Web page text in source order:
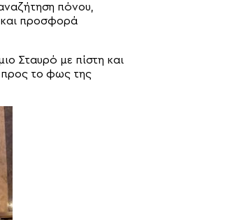
πόνου,
και προσφορά
Σταυρό με πίστη και
προς το φως της